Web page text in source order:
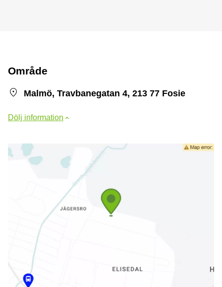
Område
Malmö, Travbanegatan 4, 213 77 Fosie
Dölj information